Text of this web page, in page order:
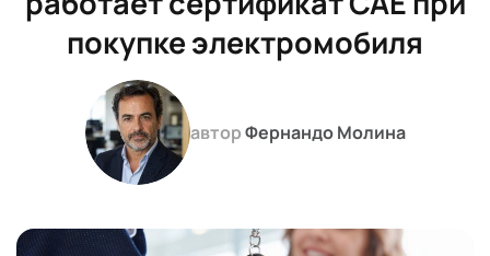
покупке электромобиля
авторФернандо Молина